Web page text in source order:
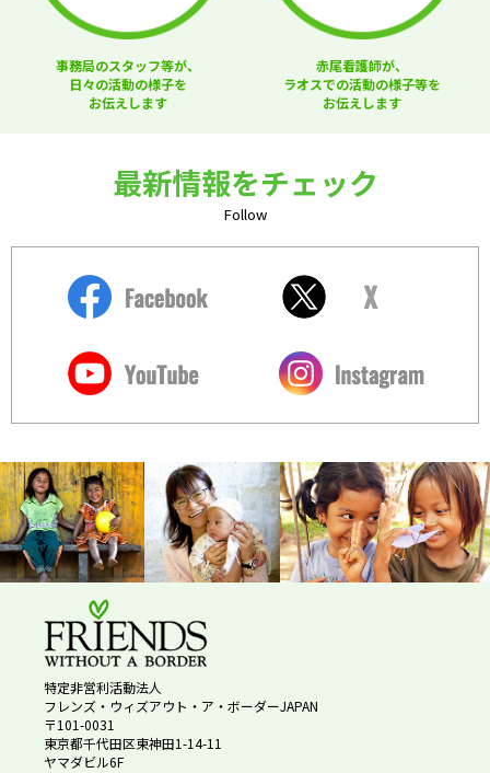
事務局のスタッフ等が、
日々の活動の様子を
お伝えします
赤尾看護師が、
ラオスでの活動の様子等を
お伝えします
最新情報をチェック
Follow
特定非営利活動法人
フレンズ・ウィズアウト・ア・ボーダーJAPAN
〒101-0031
東京都千代田区東神田1-14-11
ヤマダビル6F